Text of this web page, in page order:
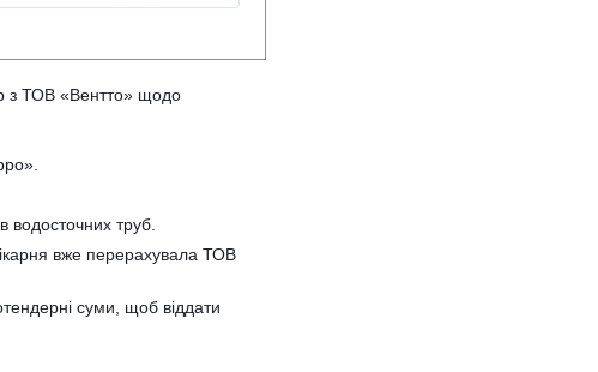
з ТОВ «Вентто» щодо
водосточних труб.
вже перерахувала ТОВ
суми, щоб віддати